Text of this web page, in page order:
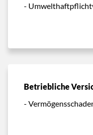
-
Betriebliche
-